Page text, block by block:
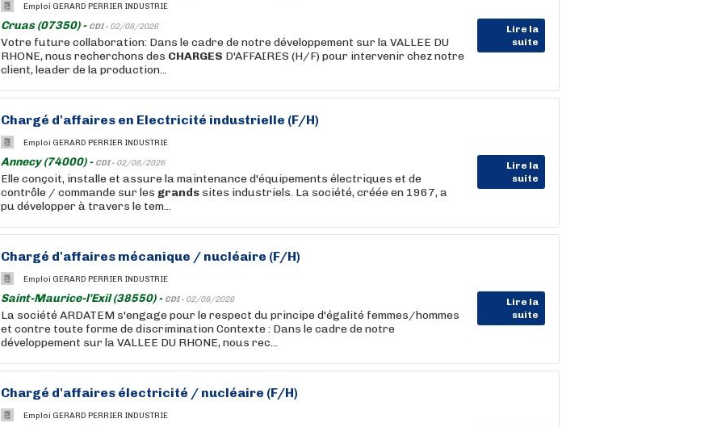
Emploi GERARD PERRIER INDUSTRIE
Cruas (07350) - CDI - 02/08/2026
Lire la
suite
Votre future collaboration: Dans le cadre de notre développement sur la VALLEE DU
RHONE, nous recherchons des CHARGES D'AFFAIRES (H/F) pour intervenir chez notre
client, leader de la production...
Chargé d'affaires en Electricité industrielle (F/H)
Emploi GERARD PERRIER INDUSTRIE
Annecy (74000) - CDI - 02/08/2026
Lire la
suite
Elle conçoit, installe et assure la maintenance d'équipements électriques et de
contrôle / commande sur les grands sites industriels. La société, créée en 1967, a
pu développer à travers le tem...
Chargé d'affaires mécanique / nucléaire (F/H)
Emploi GERARD PERRIER INDUSTRIE
Saint-Maurice-l'Exil (38550) - CDI - 02/08/2026
Lire la
suite
La société ARDATEM s'engage pour le respect du principe d'égalité femmes/hommes
et contre toute forme de discrimination Contexte : Dans le cadre de notre
développement sur la VALLEE DU RHONE, nous rec...
Chargé d'affaires électricité / nucléaire (F/H)
Emploi GERARD PERRIER INDUSTRIE